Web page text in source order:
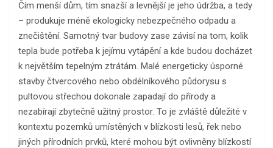
Čím menší dům, tím snazší a levnější je jeho údržba, a tedy
– produkuje méně ekologicky nebezpečného odpadu a
znečištění. Samotný tvar budovy zase závisí na tom, kolik
tepla bude potřeba k jejímu vytápění a kde budou docházet
k největším tepelným ztrátám. Malé energeticky úsporné
stavby čtvercového nebo obdélníkového půdorysu s
pultovou střechou dokonale zapadají do přírody a
nezabírají zbytečně užitný prostor. To je zvláště důležité v
kontextu pozemků umístěných v blízkosti lesů, řek nebo
jiných přírodních prvků, které mohou být ovlivněny blízkostí